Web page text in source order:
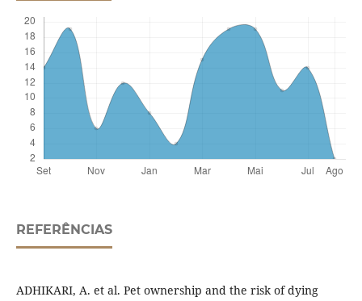
REFERÊNCIAS
ADHIKARI, A. et al. Pet ownership and the risk of dying